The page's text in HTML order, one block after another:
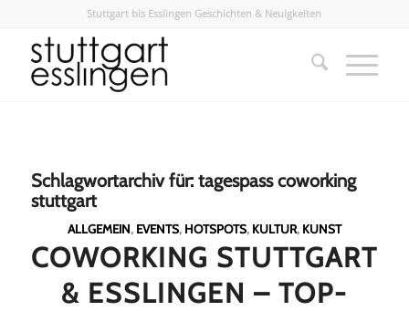
Stuttgart bis Esslingen Geschichten & Neuigkeiten
Schlagwortarchiv für: tagespass coworking
stuttgart
ALLGEMEIN, EVENTS, HOTSPOTS, KULTUR, KUNST
COWORKING STUTTGART
& ESSLINGEN – TOP-